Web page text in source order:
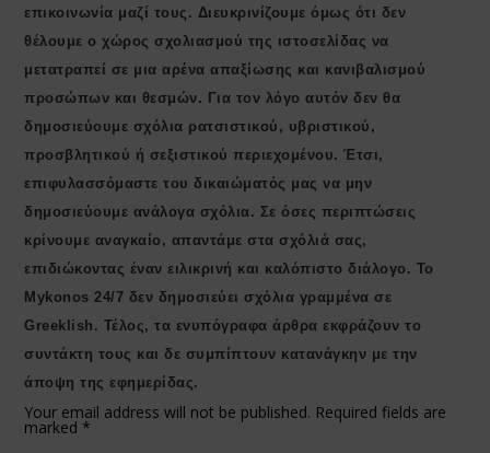
επικοινωνία μαζί τους. Διευκρινίζουμε όμως ότι δεν
θέλουμε ο χώρος σχολιασμού της ιστοσελίδας να
μετατραπεί σε μια αρένα απαξίωσης και κανιβαλισμού
προσώπων και θεσμών. Για τον λόγο αυτόν δεν θα
δημοσιεύουμε σχόλια ρατσιστικού, υβριστικού,
προσβλητικού ή σεξιστικού περιεχομένου. Έτσι,
επιφυλασσόμαστε του δικαιώματός μας να μην
δημοσιεύουμε ανάλογα σχόλια. Σε όσες περιπτώσεις
κρίνουμε αναγκαίο, απαντάμε στα σχόλιά σας,
επιδιώκοντας έναν ειλικρινή και καλόπιστο διάλογο. Το
Μykonos 24/7 δεν δημοσιεύει σχόλια γραμμένα σε
Greeklish. Τέλος, τα ενυπόγραφα άρθρα εκφράζουν το
συντάκτη τους και δε συμπίπτουν κατανάγκην με την
άποψη της εφημερίδας.
Your email address will not be published. Required fields are
marked *